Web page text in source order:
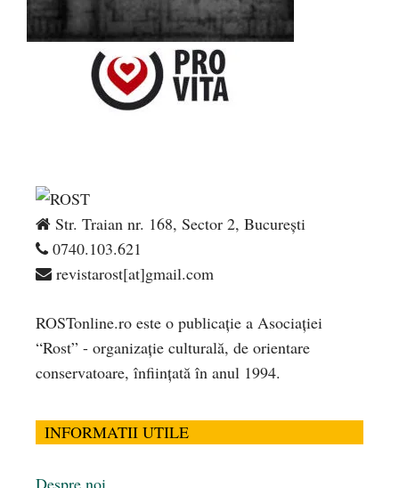
Str. Traian nr. 168, Sector 2, București
0740.103.621
revistarost[at]gmail.com
ROSTonline.ro este o publicaţie a Asociaţiei
“Rost” - organizaţie culturală, de orientare
conservatoare, înfiinţată în anul 1994.
INFORMATII UTILE